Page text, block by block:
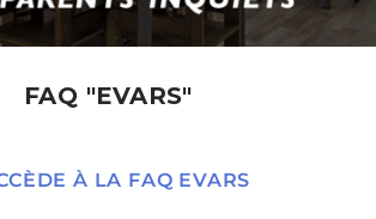
FAQ "EVARS"
À LA FAQ EVARS